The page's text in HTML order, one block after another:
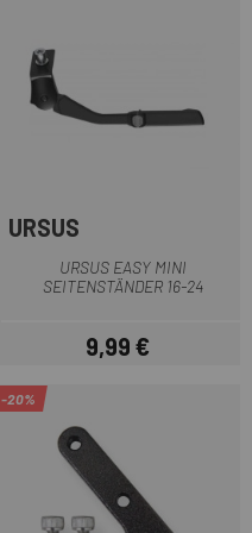
URSUS
URSUS EASY MINI
SEITENSTÄNDER 16-24
Preis
9,99 €
-20%